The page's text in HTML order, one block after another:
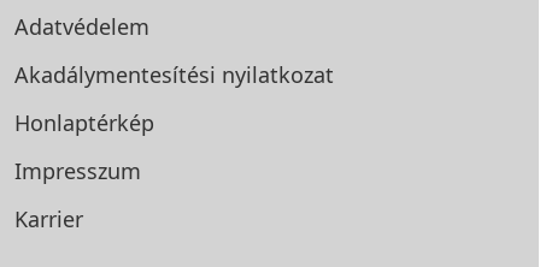
Adatvédelem
Akadálymentesítési nyilatkozat
Honlaptérkép
Impresszum
Karrier